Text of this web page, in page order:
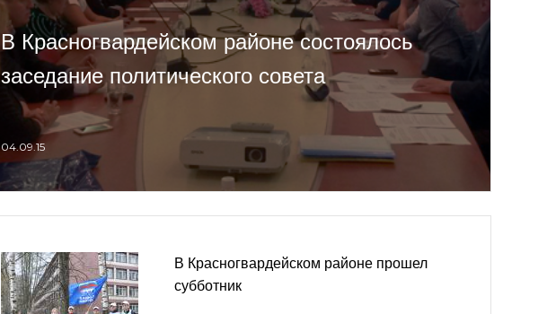
В Красногвардейском районе состоялось
заседание политического совета
04.09.15
В Красногвардейском районе прошел
субботник